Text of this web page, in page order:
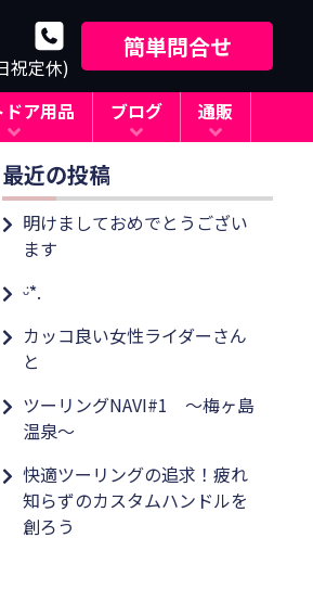
祝定休)
簡単問合せ
ドア用品 ブログ 通販
最近の投稿
明けましておめでとうござい
ます
ᵕ̈*.
カッコ良い女性ライダーさん
と
ツーリングNAVI#1 ～梅ヶ島
温泉～
快適ツーリングの追求！疲れ
知らずのカスタムハンドルを
創ろう